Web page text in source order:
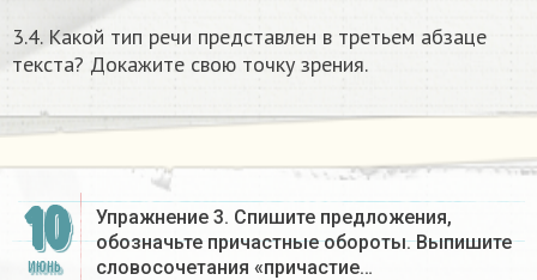
3.4. Какой тип речи представлен в третьем абзаце
текста? Докажите свою точку зрения.
10
ИЮНЬ
Упражнение 3. Спишите предложения,
обозначьте причастные обороты. Выпишите
словосочетания «причастие…